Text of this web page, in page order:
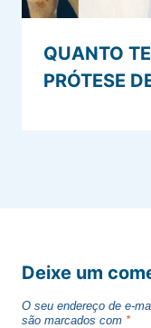
QUANTO
PRÓTESE
Deixe um
O seu endereço de e-
são marcados com *